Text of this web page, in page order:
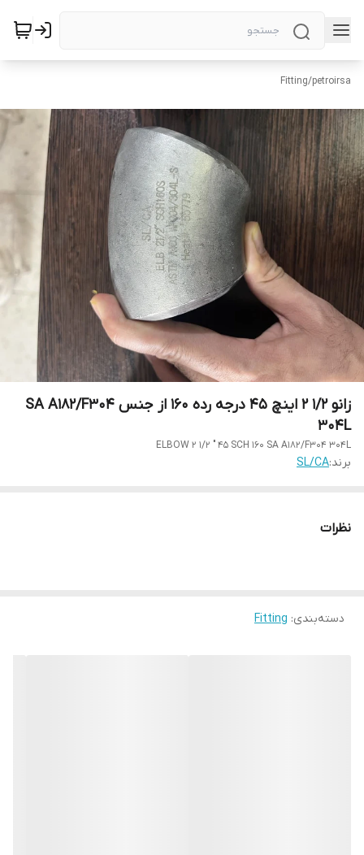
petroirsa
/
Fitting
زانو 1/2 2 اینچ 45 درجه رده 160 از جنس SA A182/F304
304L
ELBOW 2 1/2 " 45 SCH 160 SA A182/F304 304L
برند:SL/CA
نظرات
دسته‌بندی:
Fitting